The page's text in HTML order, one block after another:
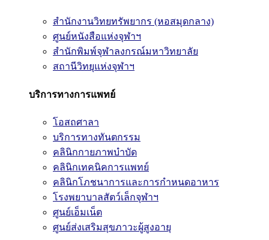
สำนักงานวิทยทรัพยากร (หอสมุดกลาง)
ศูนย์หนังสือแห่งจุฬาฯ
สำนักพิมพ์จุฬาลงกรณ์มหาวิทยาลัย
สถานีวิทยุแห่งจุฬาฯ
บริการทางการแพทย์
โอสถศาลา
บริการทางทันตกรรม
คลินิกกายภาพบำบัด
คลินิกเทคนิคการแพทย์
คลินิกโภชนาการและการกำหนดอาหาร
โรงพยาบาลสัตว์เล็กจุฬาฯ
ศูนย์เอ็มเน็ต
ศูนย์ส่งเสริมสุขภาวะผู้สูงอายุ